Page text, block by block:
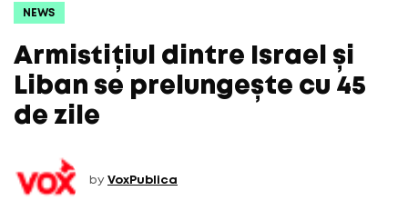
NEWS
Armistițiul dintre Israel și
Liban se prelungește cu 45
de zile
by VoxPublica